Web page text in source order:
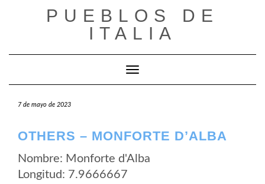
PUEBLOS DE
ITALIA
Cambiar modo de navegación
7 de mayo de 2023
OTHERS – MONFORTE D’ALBA
Nombre: Monforte d'Alba
Longitud: 7.9666667